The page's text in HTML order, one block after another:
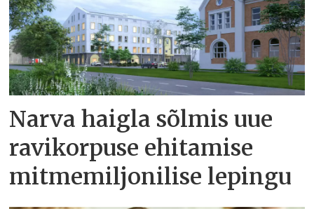
Narva haigla sõlmis uue
ravikorpuse ehitamise
mitmemiljonilise lepingu